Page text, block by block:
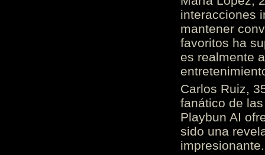
interacciones
mantener
favoritos ha
es realmente
Carlos Ruiz,
fanático de
Playbun AI
sido una